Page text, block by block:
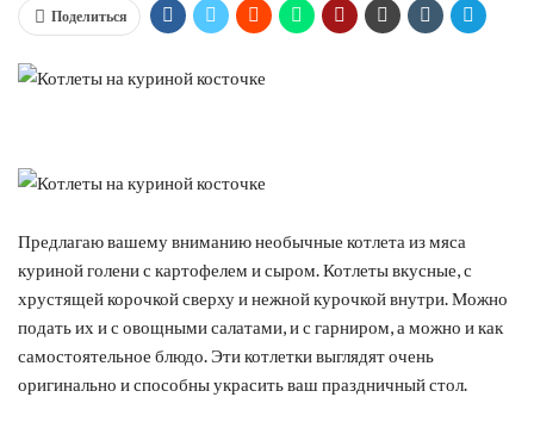
Поделиться
Предлагаю вашему вниманию необычные котлета из мяса
куриной голени с картофелем и сыром. Котлеты вкусные, с
хрустящей корочкой сверху и нежной курочкой внутри.Можно
подать их и с овощными салатами, и с гарниром, а можно и как
самостоятельное блюдо. Эти котлетки выглядят очень
оригинально и способны украсить ваш праздничный стол.